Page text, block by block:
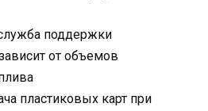
поддержки
от объемов
пластиковых карт при